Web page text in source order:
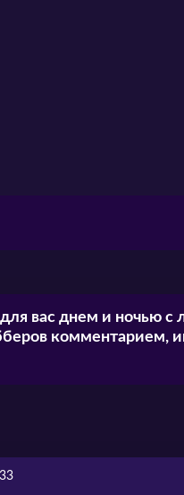
вас днем и ночью с
комментарием,